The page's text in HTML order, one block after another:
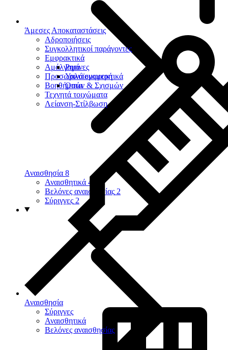
Άμεσες Αποκαταστάσεις
Αδροποιήσεις
Συγκολλητικοί παράγοντες
Εμφρακτικά
Ρητίνες
Υαλοϊονομερή
Οπών & Σχισμών
Αμάλγαμα
Προσωρινά εμφρακτικά
Βοηθήματα
Τεχνητά τοιχώματα
Λείανση-Στίλβωση
Αναισθησία
Σύριγγες
Αναισθητικά
Βελόνες αναισθησίας
Αναισθησία 8
Αναισθητικά 4
Βελόνες αναισθησίας 2
Σύριγγες 2